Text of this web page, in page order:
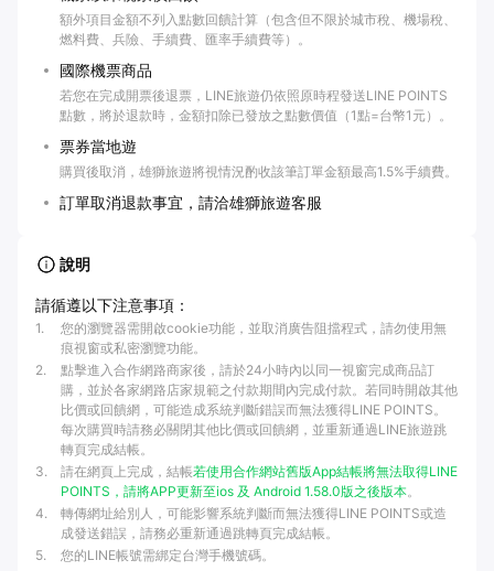
額外項目金額不列入點數回饋計算（包含但不限於城市稅、機場稅、
燃料費、兵險、手續費、匯率手續費等）。
國際機票商品
若您在完成開票後退票，LINE旅遊仍依照原時程發送LINE POINTS
點數，將於退款時，金額扣除已發放之點數價值（1點=台幣1元）。
票券當地遊
購買後取消，雄獅旅遊將視情況酌收該筆訂單金額最高1.5%手續費。
訂單取消退款事宜，請洽雄獅旅遊客服
說明
請循遵以下注意事項：
1.
您的瀏覽器需開啟cookie功能，並取消廣告阻擋程式，請勿使用無
痕視窗或私密瀏覽功能。
2.
點擊進入合作網路商家後，請於24小時內以同一視窗完成商品訂
購，並於各家網路店家規範之付款期間內完成付款。若同時開啟其他
比價或回饋網，可能造成系統判斷錯誤而無法獲得LINE POINTS。
每次購買時請務必關閉其他比價或回饋網，並重新通過LINE旅遊跳
轉頁完成結帳。
3. 請在網頁上完成，結帳若使用合作網站舊版App結帳將無法取得LINE
POINTS，請將APP更新至ios 及 Android 1.58.0版之後版本。
4.
轉傳網址給別人，可能影響系統判斷而無法獲得LINE POINTS或造
成發送錯誤，請務必重新通過跳轉頁完成結帳。
5.
您的LINE帳號需綁定台灣手機號碼。